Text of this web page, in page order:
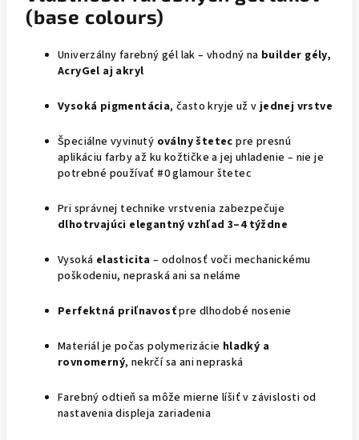
(base colours)
Univerzálny farebný gél lak – vhodný na builder gély,
AcryGel aj akryl
Vysoká pigmentácia, často kryje už vjednej vrstve
Špeciálne vyvinutý oválny štetec pre presnú
aplikáciu farby až ku kožtičke a jej uhladenie – nie je
potrebné používať #0 glamour štetec
Pri správnej technike vrstvenia zabezpečuje
dlhotrvajúci elegantný vzhľad 3–4 týždne
Vysoká elasticita – odolnosť voči mechanickému
poškodeniu, nepraská ani sa neláme
Perfektná priľnavosťpre dlhodobé nosenie
Materiál je počas polymerizácie hladký a
rovnomerný, nekrčí sa ani nepraská
Farebný odtieň sa môže mierne líšiť v závislosti od
nastavenia displeja zariadenia